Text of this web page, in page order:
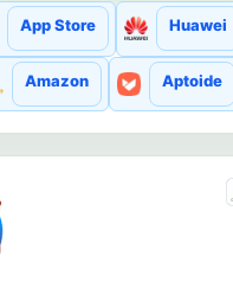
App Store Huawei
Amazon Aptoide